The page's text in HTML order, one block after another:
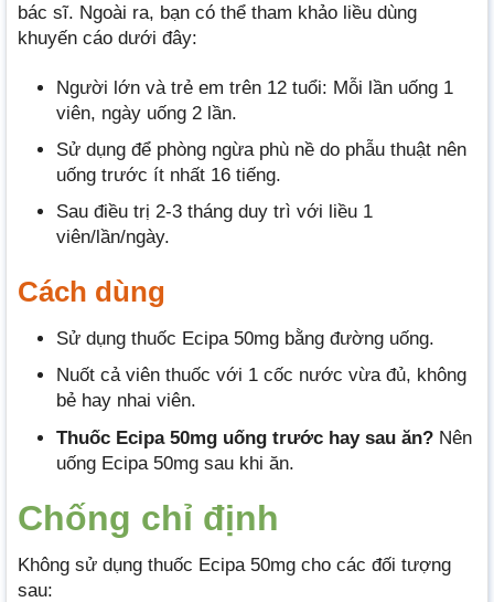
bác sĩ. Ngoài ra, bạn có thể tham khảo liều dùng
khuyến cáo dưới đây:
Người lớn và trẻ em trên 12 tuổi: Mỗi lần uống 1
viên, ngày uống 2 lần.
Sử dụng để phòng ngừa phù nề do phẫu thuật nên
uống trước ít nhất 16 tiếng.
Sau điều trị 2-3 tháng duy trì với liều 1
viên/lần/ngày.
Cách dùng
Sử dụng thuốc Ecipa 50mg bằng đường uống.
Nuốt cả viên thuốc với 1 cốc nước vừa đủ, không
bẻ hay nhai viên.
Thuốc Ecipa 50mg uống trước hay sau ăn? Nên
uống Ecipa 50mg sau khi ăn.
Chống chỉ định
Không sử dụng thuốc Ecipa 50mg cho các đối tượng
sau: